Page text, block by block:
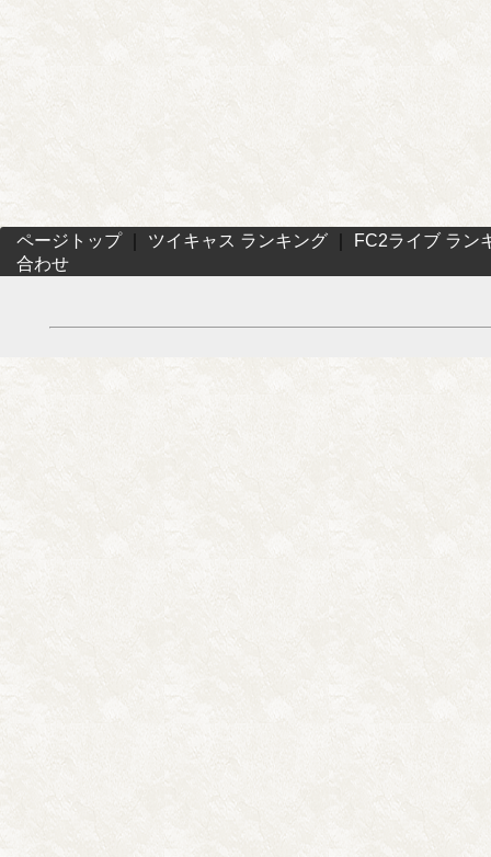
ページトップ｜ ツイキャス ランキング
FC2ライブ ラン
合わせ